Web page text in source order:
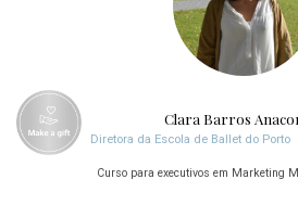
Clara Barros
Diretora da Escola de Ballet do Porto
Curso para executivos em Marketing